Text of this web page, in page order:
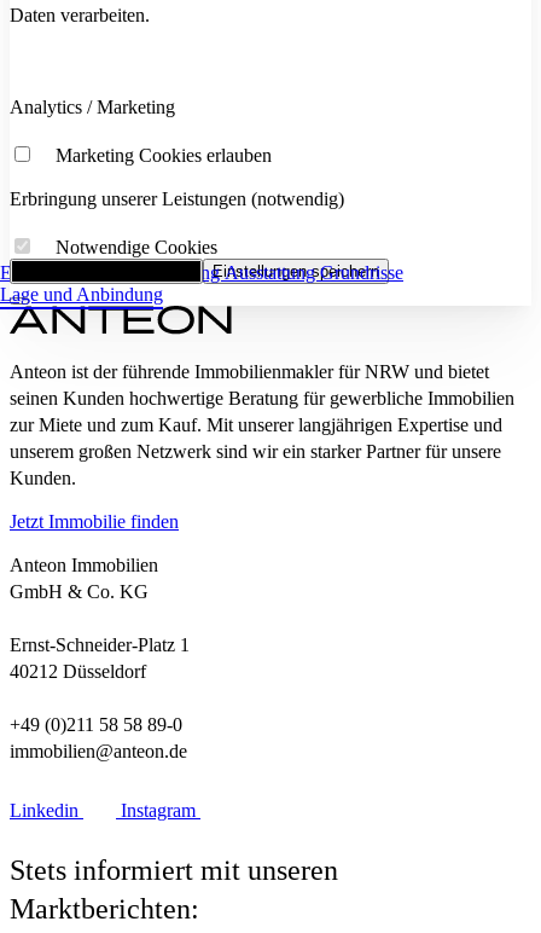
Eckdaten FlächenaufstellungAusstattungGrundrisse
Lage und Anbindung
Daten verarbeiten.
Analytics / Marketing
Marketing Cookies erlauben
Erbringung unserer Leistungen (notwendig)
Notwendige Cookies
Einstellungen speichern
Anteon ist der führende Immobilienmakler für NRW und bietet
seinen Kunden hochwertige Beratung für gewerbliche Immobilien
zur Miete und zum Kauf. Mit unserer langjährigen Expertise und
unserem großen Netzwerk sind wir ein starker Partner für unsere
Kunden.
Jetzt Immobilie finden
Anteon Immobilien
GmbH & Co. KG
Ernst-Schneider-Platz 1
40212 Düsseldorf
+49 (0)211 58 58 89-0
immobilien@anteon.de
Linkedin Instagram
Stets informiert mit unseren
Marktberichten: